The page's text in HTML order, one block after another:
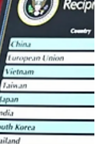
이미지를 실시간으로
은 이미지 생성 모델은
성하고 수정까지 가능
은 고양이”..